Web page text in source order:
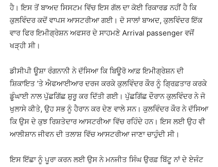
ਹੈ। ਇਸ ਤੋਂ ਬਾਅਦ ਸਿਸਟਮ ਵਿੱਚ ਇਸ ਗੱਲ ਦਾ ਕੋਈ ਰਿਕਾਰਡ ਨਹੀਂ ਹੈ ਕਿ
ਕੁਲਵਿੰਦਰ ਕਦੋਂ ਵਾਪਸ ਆਸਟਰੀਆ ਗਈ। ਦੋ ਸਾਲਾਂ ਬਾਅਦ, ਕੁਲਵਿੰਦਰ ਇੱਕ
ਵਾਰ ਫਿਰ ਇਮੀਗ੍ਰੇਸ਼ਨ ਅਫਸਰ ਦੇ ਸਾਹਮਣੇ Arrival passenger ਵਜੋਂ
ਖੜ੍ਹੀ ਸੀ।
ਡੀਸੀਪੀ ਊਸ਼ਾ ਰੰਗਨਾਨੀ ਨੇ ਦੱਸਿਆ ਕਿ ਬਿਊਰੋ ਆਫ਼ ਇਮੀਗ੍ਰੇਸ਼ਨ ਦੀ
ਸ਼ਿਕਾਇਤ ’ਤੇ ਐਫਆਈਆਰ ਦਰਜ ਕਰਕੇ ਕੁਲਵਿੰਦਰ ਕੌਰ ਨੂੰ ਗ੍ਰਿਫ਼ਤਾਰ ਕਰਕੇ
ਡੂੰਘਾਈ ਨਾਲ ਪੁੱਛਗਿੱਛ ਸ਼ੁਰੂ ਕਰ ਦਿੱਤੀ ਗਈ। ਪੁੱਛਗਿੱਛ ਦੌਰਾਨ ਕੁਲਵਿੰਦਰ ਨੇ ਜੋ
ਖੁਲਾਸੇ ਕੀਤੇ, ਉਹ ਸਭ ਨੂੰ ਹੈਰਾਨ ਕਰ ਦੇਣ ਵਾਲੇ ਸਨ। ਕੁਲਵਿੰਦਰ ਕੌਰ ਨੇ ਦੱਸਿਆ
ਕਿ ਉਸ ਦੇ ਕੁਝ ਰਿਸ਼ਤੇਦਾਰ ਆਸਟਰੀਆ ਵਿੱਚ ਰਹਿੰਦੇ ਹਨ। ਇਸ ਲਈ ਉਹ ਵੀ
ਆਲੀਸ਼ਾਨ ਜੀਵਨ ਦੀ ਤਲਾਸ਼ ਵਿੱਚ ਆਸਟਰੀਆ ਜਾਣਾ ਚਾਹੁੰਦੀ ਸੀ।
ਇਸ ਇੱਛਾ ਨੂੰ ਪੂਰਾ ਕਰਨ ਲਈ ਉਸ ਨੇ ਮਨਜੀਤ ਸਿੰਘ ਉਰਫ਼ ਬਿੱਟੂ ਨਾਂ ਦੇ ਏਜੰਟ